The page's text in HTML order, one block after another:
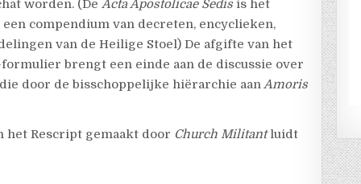
worden. (DeActa Apostolicae Sedis is het
compendium van decreten, encyclieken,
van de Heilige Stoel) De afgifte van het
brengt een einde aan de discussie over
door de bisschoppelijke hiërarchie aanAmoris
het Rescript gemaakt door Church Militantluidt